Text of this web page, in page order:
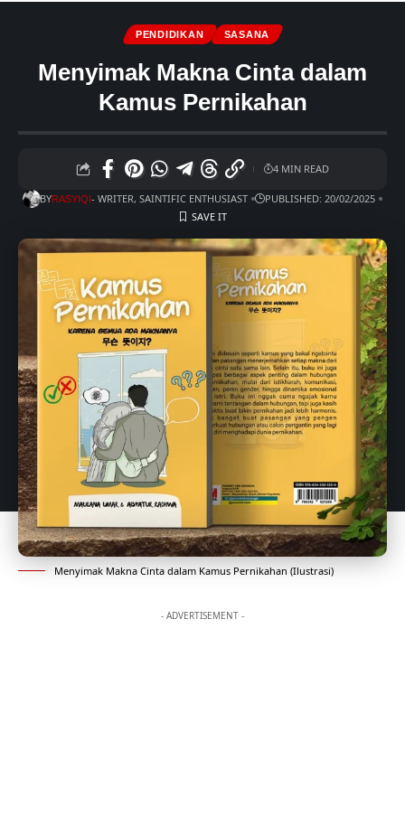
PENDIDIKAN SASANA
Menyimak Makna Cinta dalam
Kamus Pernikahan
BYRASYIQI- WRITER, SAINTIFIC ENTHUSIAST PUBLISHED: 20/02/2025
4 MIN READ
Menyimak Makna Cinta dalam Kamus Pernikahan (Ilustrasi)
- ADVERTISEMENT -